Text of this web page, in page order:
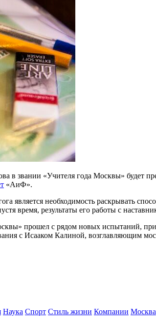
звании «Учителя года Москвы» будет
«АиФ».
является необходимость раскрывать
время, результаты его работы с
прошел с рядом новых испытаний,
с Исааком Калиной, возглавляющим
Наука Спорт Стиль жизни Компании Москва